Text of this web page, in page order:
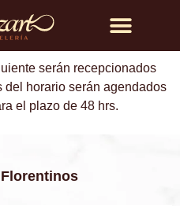
serán recepcionados
del horario serán agendados
el plazo de 48 hrs.